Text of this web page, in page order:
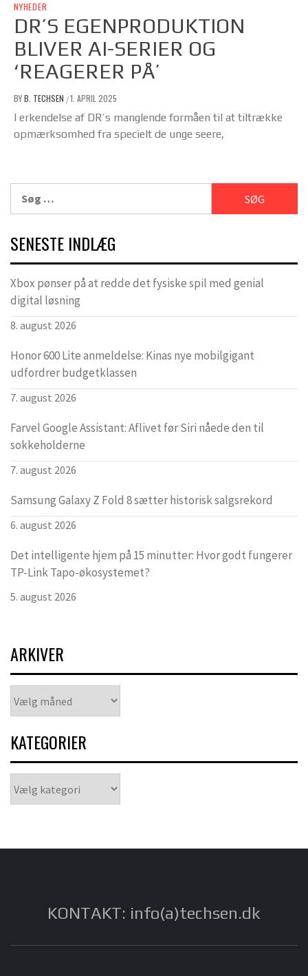
NYHEDER
DR’S EGENPRODUKTION
BLIVER AI-SERIER OG
‘REAGERER PÅ’
BYB. TECHSEN /1. APRIL 2025
I erkendelse af DR’s manglende formåen til at tiltrække
opmærksomhed fra specielt de unge seere,
efter:
SENESTE INDLÆG
Xbox pønser på at redde det fysiske spil med genial
digital løsning
8. august 2026
Honor 600 Lite anmeldelse: Kinas nye mobilgigant
udfordrer budgetklassen
7. august 2026
Farvel Google Assistant: Aflivet før Siri nåede den til
sokkeholderne
7. august 2026
Samsung Galaxy Z Fold 8 sætter historisk salgsrekord
6. august 2026
Det intelligente hjem på 15 minutter: Hvor godt fungerer
TP-Link Tapo-økosystemet?
5. august 2026
ARKIVER
KATEGORIER
KONTAKT: info(a)techsen.dk